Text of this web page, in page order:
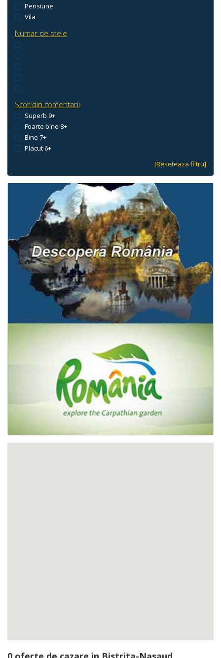
Pensiune
Vila
Numar de stele
Scor din comentarii
Superb 9+
Foarte bine 8+
Bine 7+
Placut 6+
[Reseteaza filtru]